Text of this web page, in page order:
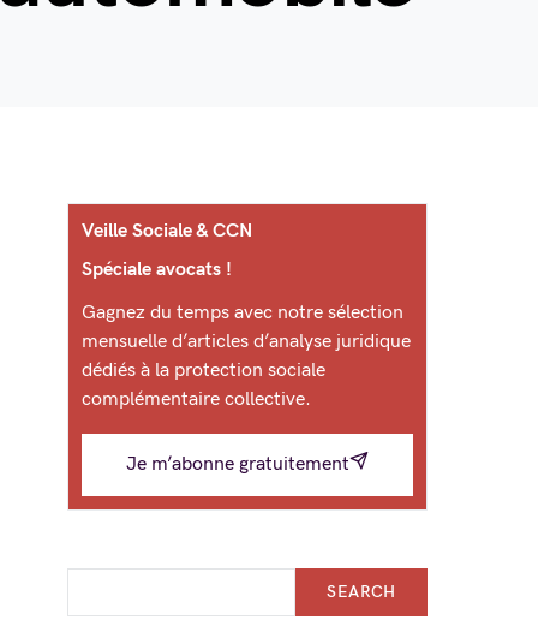
Veille Sociale & CCN
Spéciale avocats !
Gagnez du temps avec notre sélection
mensuelle d’articles d’analyse juridique
dédiés à la protection sociale
complémentaire collective.
Je m’abonne gratuitement
SEARCH